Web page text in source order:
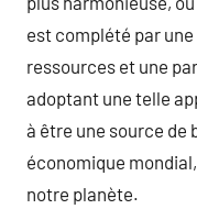
est complété par
ressources et une
adoptant une telle
à être une source de
économique
notre planète.